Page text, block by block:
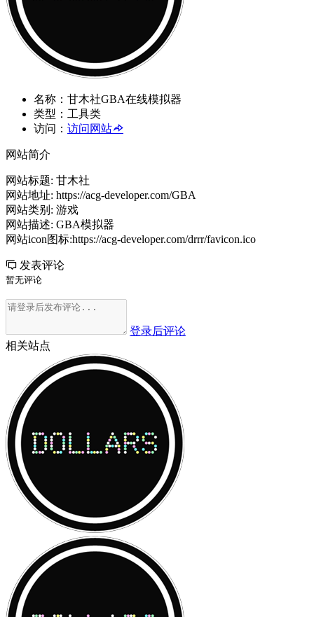
名称： 甘木社GBA在线模拟器
类型： 工具类
访问： 访问网站
网站简介
网站标题: 甘木社
网站地址: https://acg-developer.com/GBA
网站类别: 游戏
网站描述: GBA模拟器
网站icon图标:https://acg-developer.com/drrr/favicon.ico
发表评论
暂无评论
登录后评论
相关站点